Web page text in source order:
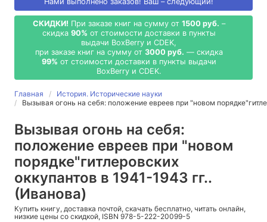
СКИДКИ! При заказе книг на сумму от 1500 руб. –
скидка 90% от стоимости доставки в пункты
выдачи BoxBerry и CDEK,
при заказе книг на сумму от 3000 руб. — скидка
99% от стоимости доставки в пункты выдачи
BoxBerry и CDEK.
Главная
История. Исторические науки
Вызывая огонь на себя: положение евреев при "новом
Вызывая огонь на себя:
положение евреев при "новом
порядке"гитлеровских
оккупантов в 1941-1943 гг..
(Иванова)
Купить книгу, доставка почтой, скачать бесплатно, читать онлайн,
низкие цены со скидкой, ISBN 978-5-222-20099-5